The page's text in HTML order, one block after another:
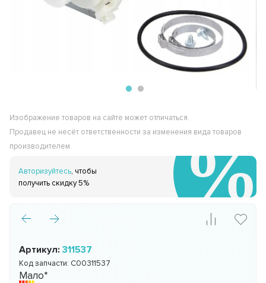
Изображение товаров на сайте может отличаться.
Продавец не несёт ответственности за изменения вида товаров
производителем.
Авторизуйтесь, чтобы
получить скидку 5%
Артикул:311537
Код запчасти: C00311537
Мало*